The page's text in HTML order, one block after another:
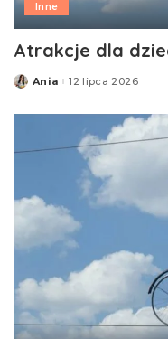
Inne
Atrakcje dla
Posted
Ania 12 lipca 2026